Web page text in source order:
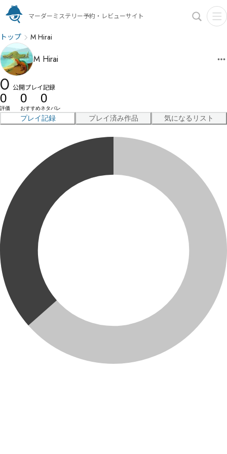
マーダーミステリー予約・レビューサイト
トップ M Hirai
M Hirai
0 公開プレイ記録
0
評価
0
おすすめ
0
ネタバレ
プレイ記録 プレイ済み作品 気になるリスト